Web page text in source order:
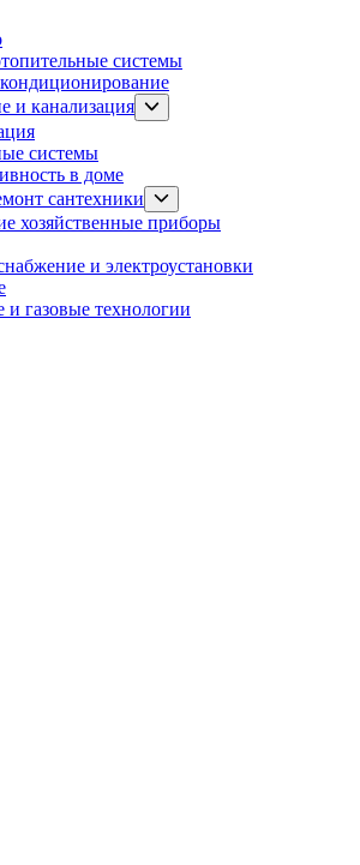
системы
и канализация
Show
sub
системы
в доме
сантехники
Show
sub
menu
хозяйственные приборы
и электроустановки
и газовые технологии